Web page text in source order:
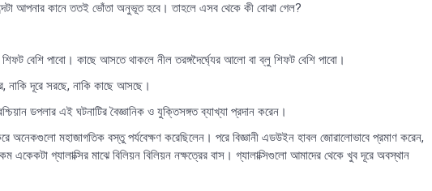
আপনার কানে ততই ভোঁতা অনুভূত হবে। তাহলে এসব থেকে কী বোঝা গেল?
বেশি পাবো। কাছে আসতে থাকলে নীল তরঙ্গদৈর্ঘ্যের আলো বা ব্লু শিফট বেশি পাবো।
দূরে সরছে, নাকি কাছে আসছে।
ডপলার এই ঘটনাটির বৈজ্ঞানিক ও যুক্তিসঙ্গত ব্যাখ্যা প্রদান করেন।
অনেকগুলো মহাজাগতিক বস্তু পর্যবেক্ষণ করেছিলেন। পরে বিজ্ঞানী এডউইন হাবল জোরালোভাবে প্রমাণ করেন,
গ্যালাক্সির মাঝে বিলিয়ন বিলিয়ন নক্ষত্রের বাস। গ্যালাক্সিগুলো আমাদের থেকে খুব দূরে অবস্থান